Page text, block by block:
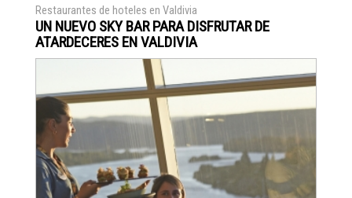
Restaurantes de hoteles en Valdivia
UN NUEVO SKY BAR PARA DISFRUTAR DE
ATARDECERES EN VALDIVIA